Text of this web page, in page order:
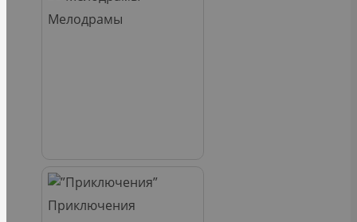
Мелодрамы
Приключения